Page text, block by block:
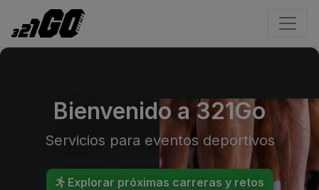
Bienvenido a 321Go
Servicios para eventos deportivos
Explorar próximas carreras y retos